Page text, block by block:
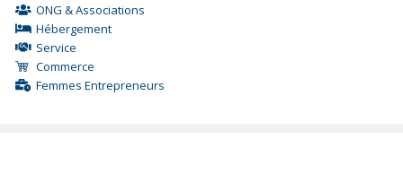
ONG & Associations
Hébergement
Service
Commerce
Femmes Entrepreneurs